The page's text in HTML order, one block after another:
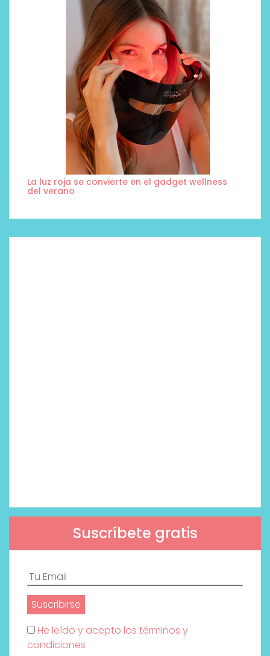
La luz roja se convierte en el gadget wellness
del verano
Suscríbete gratis
He leído y acepto los términos y
condiciones